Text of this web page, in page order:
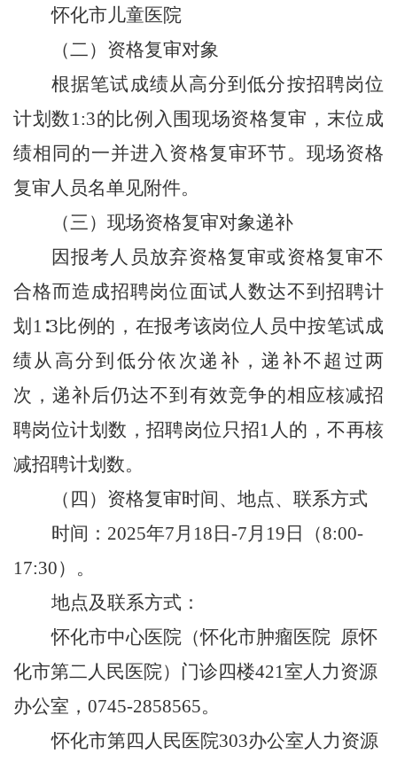
怀化市儿童医院
（二）资格复审对象
根据笔试成绩从高分到低分按招聘岗位
计划数1:3的比例入围现场资格复审，末位成
绩相同的一并进入资格复审环节。现场资格
复审人员名单见附件。
（三）现场资格复审对象递补
因报考人员放弃资格复审或资格复审不
合格而造成招聘岗位面试人数达不到招聘计
划 1∶3比例的，在报考该岗位人员中按笔试成
绩从高分到低分依次递 补，递补不超过两
次，递补后仍达不到有效竞争的相应核减招
聘岗位计划数，招聘岗位只招1人的，不再核
减招聘计划数。
（四）资格复审时间、地点、联系方式
时间： 2025年7月 18 日 -7月19 日（8:00-
17:30）。
地点及联系方式：
怀化市中心医院（怀化市肿瘤医院 原怀
化市第二人民医院）门诊四楼421室人力资源
办公室，0745-2858565。
怀化市第四人民医院303办公室人力资源